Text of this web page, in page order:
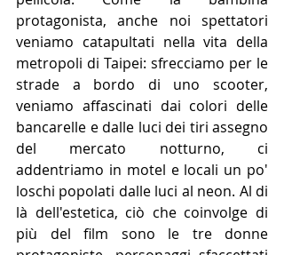
protagonista, anche noi spettatori
veniamo catapultati nella vita della
metropoli di Taipei: sfrecciamo per le
strade a bordo di uno scooter,
veniamo affascinati dai colori delle
bancarelle e dalle luci dei tiri assegno
del mercato notturno, ci
addentriamo in motel e locali un po'
loschi popolati dalle luci al neon. Al di
là dell'estetica, ciò che coinvolge di
più del film sono le tre donne